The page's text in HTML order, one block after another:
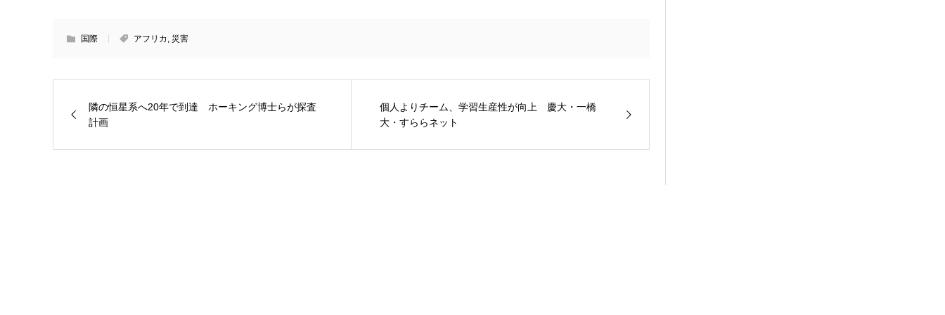
国際 アフリカ 災害
隣の恒星系へ20年で到達 ホーキング博士らが探査
計画
個人よりチーム、学習生産性が向上 慶大・一橋
大・すららネット